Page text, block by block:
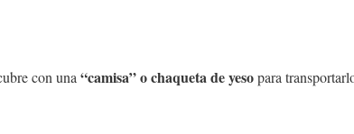
con una “camisa” o chaqueta de yesopara